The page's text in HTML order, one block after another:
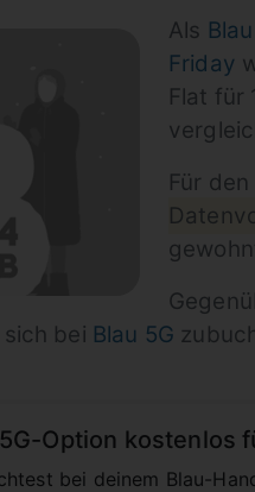
Als
Friday
Flat für
Für
sich bei Blau 5G
Option kostenlos
bei deinem Blau-